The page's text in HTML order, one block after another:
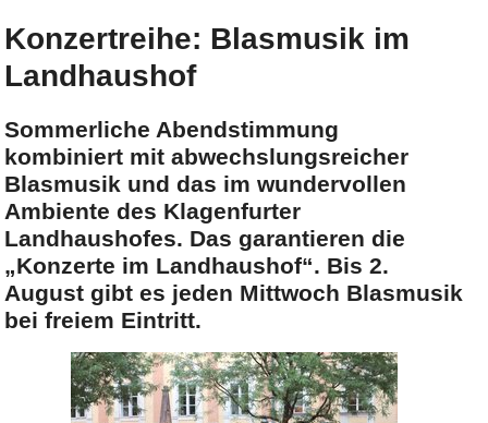
Konzertreihe: Blasmusik im
Landhaushof
Sommerliche Abendstimmung
kombiniert mit abwechslungsreicher
Blasmusik und das im wundervollen
Ambiente des Klagenfurter
Landhaushofes. Das garantieren die
„Konzerte im Landhaushof“. Bis 2.
August gibt es jeden Mittwoch Blasmusik
bei freiem Eintritt.